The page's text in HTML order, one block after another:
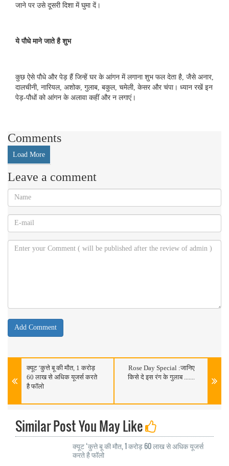
जाने पर उसे दूसरी दिशा में घुमा दें।
ये पौधे माने जाते है शुभ
कुछ ऐसे पौधे और पेड़ हैं जिन्हें घर के आंगन में लगाना शुभ फल देता है, जैसे अनार,
दालचीनी, नारियल, अशोक, गुलाब, बकुल, चमेली, केसर और चंपा। ध्यान रखें इन
पेड़-पौधों को आंगन के अलावा कहीं और न लगाएं।
Comments
Load More
Leave a comment
क्यूट ‘कुत्ते बू की मौत, 1 करोड़
60 लाख से अधिक यूजर्स करते
है फॉलो
Rose Day Special :जानिए
किसे दे इस रंग के गुलाब .......
Similar Post You May Like
क्यूट ‘कुत्ते बू की मौत, 1 करोड़ 60 लाख से अधिक यूजर्स
करते है फॉलो